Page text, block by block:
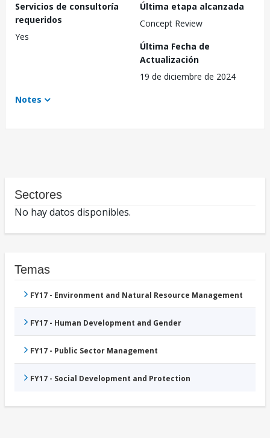
Servicios de consultoría
requeridos
Yes
Última etapa alcanzada
Concept Review
Última Fecha de
Actualización
19 de diciembre de 2024
Notes
Sectores
No hay datos disponibles.
Temas
FY17 - Environment and Natural Resource Management
FY17 - Human Development and Gender
FY17 - Public Sector Management
FY17 - Social Development and Protection